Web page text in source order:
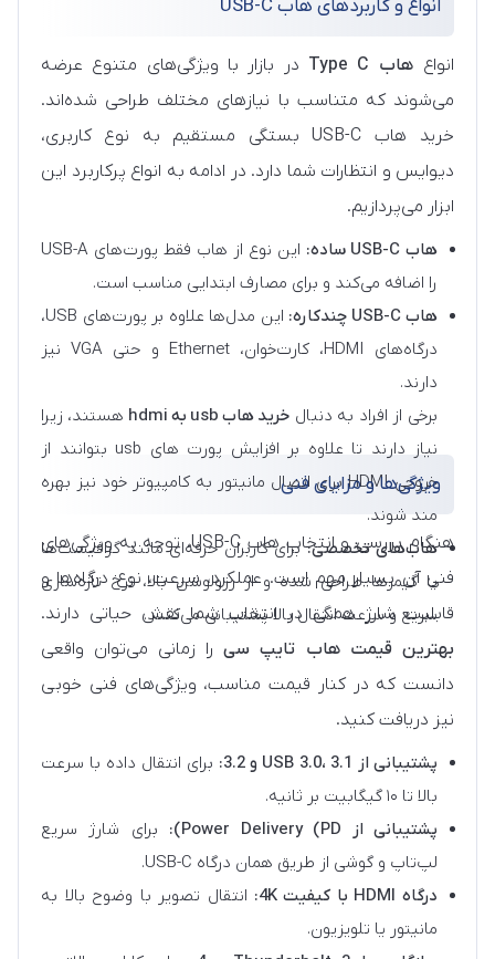
انواع و کاربردهای هاب USB-C
انواع هاب Type C
در بازار با ویژگی‌های متنوع عرضه
می‌شوند که متناسب با نیازهای مختلف طراحی شده‌اند.
خرید هاب USB-C بستگی مستقیم به نوع کاربری،
دیوایس و انتظارات شما دارد. در ادامه به انواع پرکاربرد این
ابزار می‌پردازیم.
هاب USB-C ساده:
این نوع از هاب فقط پورت‌های USB-A
را اضافه می‌کند و برای مصارف ابتدایی مناسب است.
هاب USB-C چندکاره:
این مدل‌ها علاوه بر پورت‌های USB،
درگاه‌های HDMI، کارت‌خوان، Ethernet و حتی VGA نیز
دارند.
برخی از افراد به دنبال خرید هاب usb به hdmi
هستند، زیرا
نیاز دارند تا علاوه بر افزایش پورت های usb بتوانند از
خروجی HDMI برای اتصال مانیتور به کامپیوتر خود نیز بهره
مند شوند.
هاب‌های تخصصی:برای کاربران حرفه‌ای مانند گرافیست‌ها
یا گیمرها طراحی شده و از رزولوشن بالا، نرخ تازه‌سازی
سریع و سرعت انتقال بالا پشتیبانی می‌کنند.
ویژگی‌ها و مزایای فنی
هنگام بررسی و انتخاب هاب USB-C، توجه به ویژگی‌های
فنی آن بسیار مهم است. عملکرد، سرعت، نوع درگاه‌ها و
قابلیت شارژ همگی در انتخاب شما نقش حیاتی دارند.
بهترین قیمت هاب تایپ سی را زمانی می‌توان واقعی
دانست که در کنار قیمت مناسب، ویژگی‌های فنی خوبی
نیز دریافت کنید.
پشتیبانی از USB 3.0، 3.1 و 3.2:
برای انتقال داده با سرعت
بالا تا ۱۰ گیگابیت بر ثانیه.
پشتیبانی از Power Delivery (PD):
برای شارژ سریع
لپ‌تاپ و گوشی از طریق همان درگاه USB-C.
درگاه HDMI با کیفیت 4K:
انتقال تصویر با وضوح بالا به
مانیتور یا تلویزیون.